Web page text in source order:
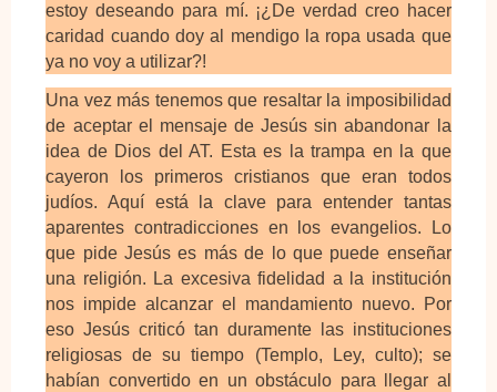
estoy deseando para mí. ¡¿De verdad creo hacer
caridad cuando doy al mendigo la ropa usada que
ya no voy a utilizar?!
Una vez más tenemos que resaltar la imposibilidad
de aceptar el mensaje de Jesús sin abandonar la
idea de Dios del AT. Esta es la trampa en la que
cayeron los primeros cristianos que eran todos
judíos. Aquí está la clave para entender tantas
aparentes contradicciones en los evangelios. Lo
que pide Jesús es más de lo que puede enseñar
una religión. La excesiva fidelidad a la institución
nos impide alcanzar el mandamiento nuevo. Por
eso Jesús criticó tan duramente las instituciones
religiosas de su tiempo (Templo, Ley, culto); se
habían convertido en un obstáculo para llegar al